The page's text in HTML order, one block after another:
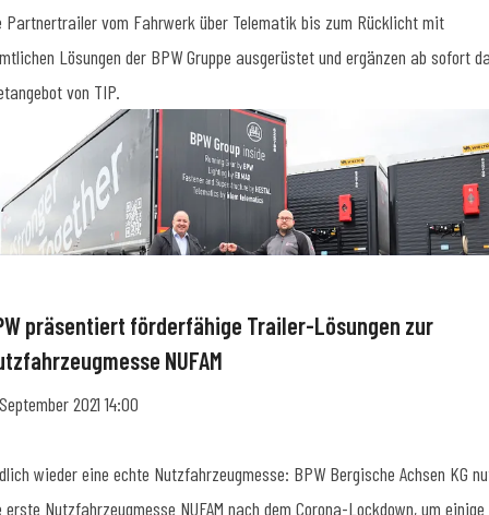
Partnertrailer vom Fahrwerk über Telematik bis zum Rücklicht mit
Lösungen der BPW Gruppe ausgerüstet und ergänzen ab sofort
von TIP.
präsentiert förderfähige Trailer-Lösungen zur
NUFAM
2021 14:00
wieder eine echte Nutzfahrzeugmesse: BPW Bergische Achsen KG
erste Nutzfahrzeugmesse NUFAM nach dem Corona-Lockdown, um einige